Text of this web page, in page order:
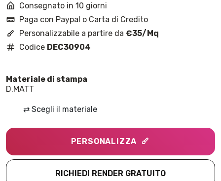
Consegnato in 10 giorni
Paga con Paypal o Carta di Credito
Personalizzabile a partire da€35/Mq
Codice DEC30904
D.MATT
⇄ Scegli il materiale
PERSONALIZZA
RICHIEDI RENDER GRATUITO